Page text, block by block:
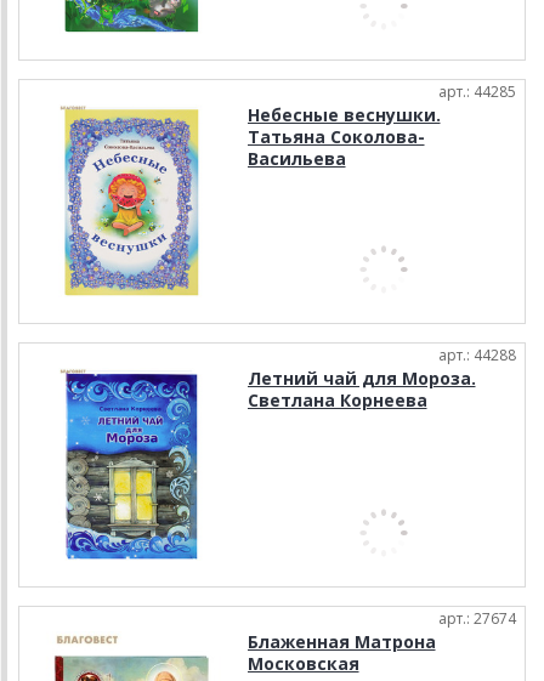
арт.: 44285
Небесные веснушки.
Татьяна Соколова-
Васильева
арт.: 44288
Летний чай для Мороза.
Светлана Корнеева
арт.: 27674
Блаженная Матрона
Московская